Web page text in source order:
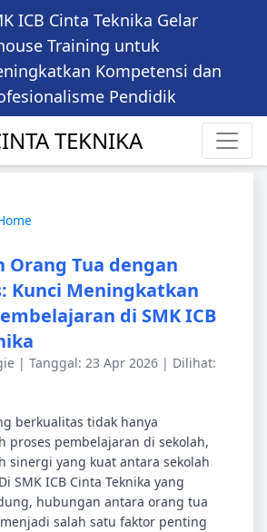
Cinta Teknika Gelar
Training untuk
Kompetensi dan
Pendidik
TEKNIKA
Orang Tua dengan
Kunci Meningkatkan
di SMK ICB
| Tanggal: 23 Apr 2026 | Dilihat:
berkualitas tidak hanya
proses pembelajaran di sekolah,
sinergi yang kuat antara sekolah
SMK ICB Cinta Teknika yang
, hubungan antara orang tua
salah satu faktor penting